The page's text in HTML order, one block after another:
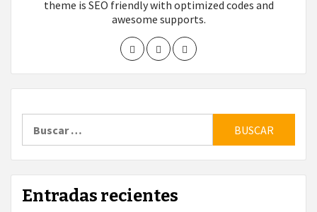
theme is SEO friendly with optimized codes and
awesome supports.
Entradas recientes